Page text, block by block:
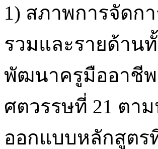
1) สภาพการจัดก
รวมและรายด้าน
พัฒนาครูมืออาชีพ
ศตวรรษที่ 21 ตา
ออกแบบหลักสูตร